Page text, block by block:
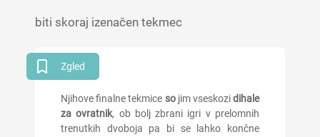
biti skoraj izenačen tekmec
Zgled
Njihove finalne tekmice so jim vseskozidihale
za ovratnik, ob bolj zbrani igri v prelomnih
trenutkih dvoboja pa bi se lahko končne